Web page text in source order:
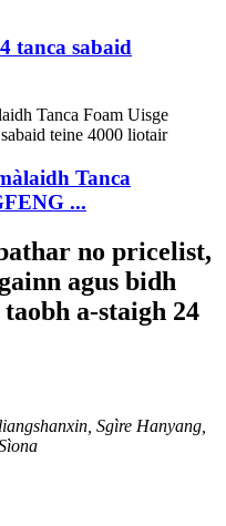
tanca sabaid
Tanca
...
no pricelist,
agus bidh
a-staigh 24
Sgìre Hanyang,